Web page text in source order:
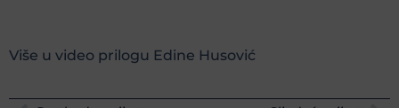
Više u video prilogu Edine Husović